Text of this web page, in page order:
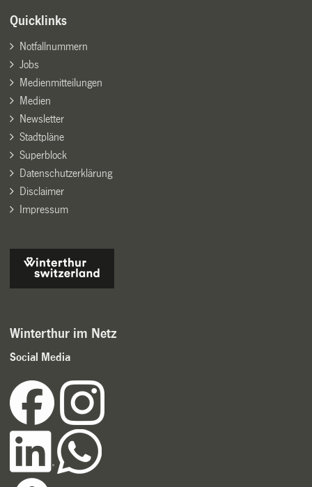
Quicklinks
Notfallnummern
Jobs
Medienmitteilungen
Medien
Newsletter
Stadtpläne
Superblock
Datenschutzerklärung
Disclaimer
Impressum
Winterthur im Netz
Social Media